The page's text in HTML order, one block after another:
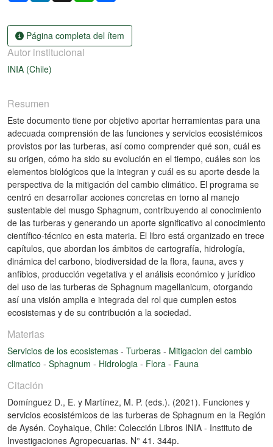
Página completa del ítem
Autor institucional
INIA (Chile)
Resumen
Este documento tiene por objetivo aportar herramientas para una
adecuada comprensión de las funciones y servicios ecosistémicos
provistos por las turberas, así como comprender qué son, cuál es
su origen, cómo ha sido su evolución en el tiempo, cuáles son los
elementos biológicos que la integran y cuál es su aporte desde la
perspectiva de la mitigación del cambio climático. El programa se
centró en desarrollar acciones concretas en torno al manejo
sustentable del musgo Sphagnum, contribuyendo al conocimiento
de las turberas y generando un aporte significativo al conocimiento
científico-técnico en esta materia. El libro está organizado en trece
capítulos, que abordan los ámbitos de cartografía, hidrología,
dinámica del carbono, biodiversidad de la flora, fauna, aves y
anfibios, producción vegetativa y el análisis económico y jurídico
del uso de las turberas de Sphagnum magellanicum, otorgando
así una visión amplia e integrada del rol que cumplen estos
ecosistemas y de su contribución a la sociedad.
Materias
Servicios de los ecosistemas - Turberas - Mitigacion del cambio
climatico - Sphagnum - Hidrologia - Flora - Fauna
Citación
Domínguez D., E. y Martínez, M. P. (eds.). (2021). Funciones y
servicios ecosistémicos de las turberas de Sphagnum en la Región
de Aysén. Coyhaique, Chile: Colección Libros INIA - Instituto de
Investigaciones Agropecuarias. N° 41. 344p.